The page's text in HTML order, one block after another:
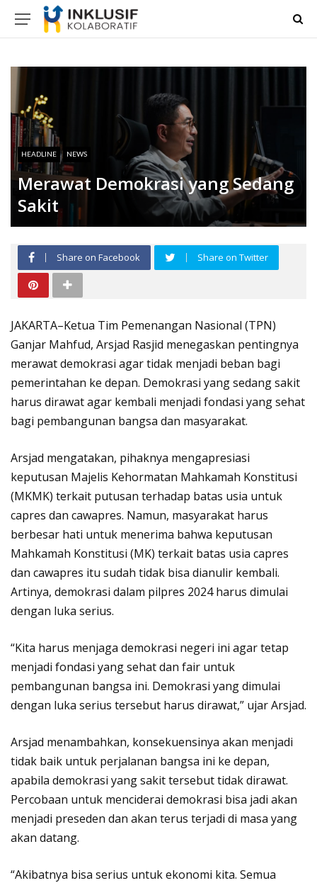
HEADLINE NEWS
Merawat Demokrasi yang Sedang
Sakit
Share on Facebook Share on Twitter
JAKARTA–Ketua Tim Pemenangan Nasional (TPN)
Ganjar Mahfud, Arsjad Rasjid menegaskan pentingnya
merawat demokrasi agar tidak menjadi beban bagi
pemerintahan ke depan. Demokrasi yang sedang sakit
harus dirawat agar kembali menjadi fondasi yang sehat
bagi pembangunan bangsa dan masyarakat.
Arsjad mengatakan, pihaknya mengapresiasi
keputusan Majelis Kehormatan Mahkamah Konstitusi
(MKMK) terkait putusan terhadap batas usia untuk
capres dan cawapres. Namun, masyarakat harus
berbesar hati untuk menerima bahwa keputusan
Mahkamah Konstitusi (MK) terkait batas usia capres
dan cawapres itu sudah tidak bisa dianulir kembali.
Artinya, demokrasi dalam pilpres 2024 harus dimulai
dengan luka serius.
“Kita harus menjaga demokrasi negeri ini agar tetap
menjadi fondasi yang sehat dan fair untuk
pembangunan bangsa ini. Demokrasi yang dimulai
dengan luka serius tersebut harus dirawat,” ujar Arsjad.
Arsjad menambahkan, konsekuensinya akan menjadi
tidak baik untuk perjalanan bangsa ini ke depan,
apabila demokrasi yang sakit tersebut tidak dirawat.
Percobaan untuk menciderai demokrasi bisa jadi akan
menjadi preseden dan akan terus terjadi di masa yang
akan datang.
“Akibatnya bisa serius untuk ekonomi kita. Semua